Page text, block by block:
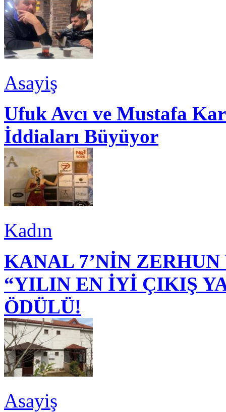
Asayiş
Ufuk Avcı ve Mustafa
İddiaları Büyüyor
Kadın
KANAL 7’NİN
“YILIN EN İYİ ÇIKIŞ
ÖDÜLÜ!
Asayiş